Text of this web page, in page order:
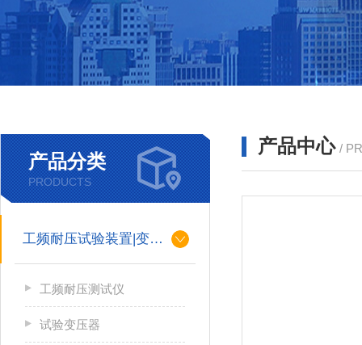
产品分类
PRODUCTS
工频耐压试验装置|变压器
工频耐压测试仪
试验变压器
产品中心 /